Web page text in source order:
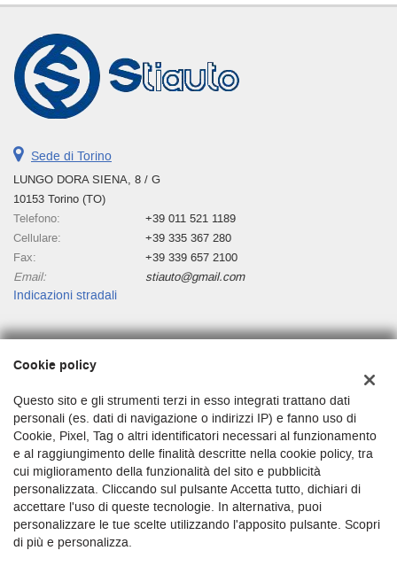
Sede di Torino
LUNGO DORA SIENA, 8 / G
10153 Torino (TO)
Telefono:
+39 011 521 1189
Cellulare:
+39 335 367 280
Fax:
+39 339 657 2100
Email:
stiauto@gmail.com
Indicazioni stradali
Dati fiscali:
Lungo Dora Siena 8/g, Torino (TO)
C.F/P.IVA: 03680250010
Registro delle imprese:TO
Cookie policy
Questo sito e gli strumenti terzi in esso integrati trattano dati
personali (es. dati di navigazione o indirizzi IP) e fanno uso di
Cookie, Pixel, Tag o altri identificatori necessari al funzionamento
e al raggiungimento delle finalità descritte nella cookie policy, tra
cui miglioramento della funzionalità del sito e pubblicità
personalizzata. Cliccando sul pulsante Accetta tutto, dichiari di
accettare l'uso di queste tecnologie. In alternativa, puoi
personalizzare le tue scelte utilizzando l'apposito pulsante. Scopri
di più e personalizza.